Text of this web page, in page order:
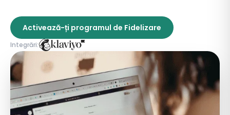
Activează-ți programul de Fidelizare
Integrări: